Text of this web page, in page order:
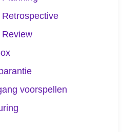
Retrospective
Review
voorspellen